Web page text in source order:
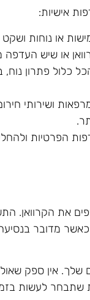
אישיות:
או נוחות ושקט
או שיש העדפה
כלול פתרון
ושירותי
הפרטיות
את הקרוואן.
מדובר
שלך. אין ספק
שתבחר לעשות